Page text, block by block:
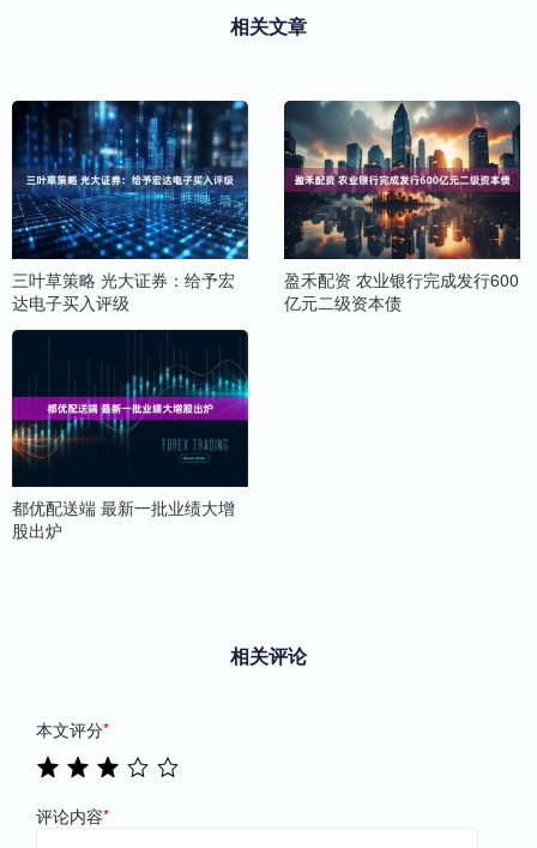
相关文章
三叶草策略 光大证券：给予宏
达电子买入评级
盈禾配资 农业银行完成发行600
亿元二级资本债
都优配送端 最新一批业绩大增
股出炉
相关评论
本文评分*
评论内容*